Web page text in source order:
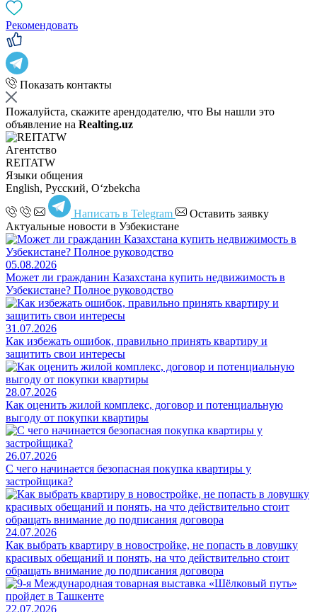
Рекомендовать
Показать контакты
Пожалуйста, скажите арендодателю, что Вы нашли это
объявление на Realting.uz
Агентство
REITATW
Языки общения
English, Русский, Oʻzbekcha
Написать в Telegram
Оставить заявку
Актуальные новости в Узбекистане
05.08.2026
Может ли гражданин Казахстана купить недвижимость в
Узбекистане? Полное руководство
31.07.2026
Как избежать ошибок, правильно принять квартиру и
защитить свои интересы
28.07.2026
Как оценить жилой комплекс, договор и потенциальную
выгоду от покупки квартиры
26.07.2026
С чего начинается безопасная покупка квартиры у
застройщика?
24.07.2026
Как выбрать квартиру в новостройке, не попасть в ловушку
красивых обещаний и понять, на что действительно стоит
обращать внимание до подписания договора
22.07.2026